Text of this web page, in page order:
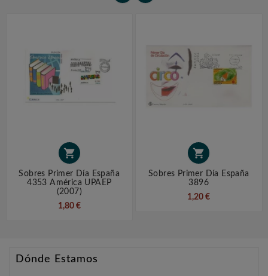

Sobres Primer Día España
4353 América UPAEP
(2007)
1,80 €

Sobres Primer Día España
3896
1,20 €
Dónde Estamos